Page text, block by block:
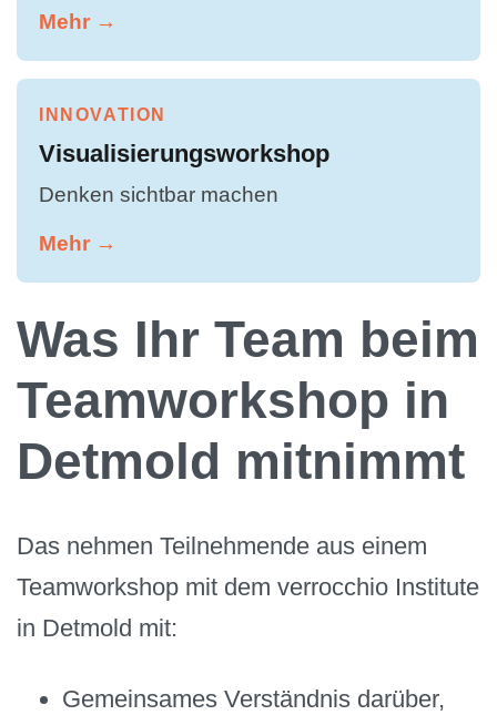
Mehr →
INNOVATION
Visualisierungsworkshop
Denken sichtbar machen
Mehr →
Was Ihr Team beim
Teamworkshop in
Detmold mitnimmt
Das nehmen Teilnehmende aus einem
Teamworkshop mit dem verrocchio Institute
in Detmold mit:
Gemeinsames Verständnis darüber,